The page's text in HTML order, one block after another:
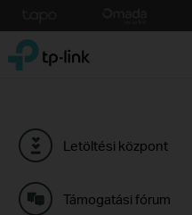
TP-Link, Reliably Smart
Letöltési központ
Támogatási fórum